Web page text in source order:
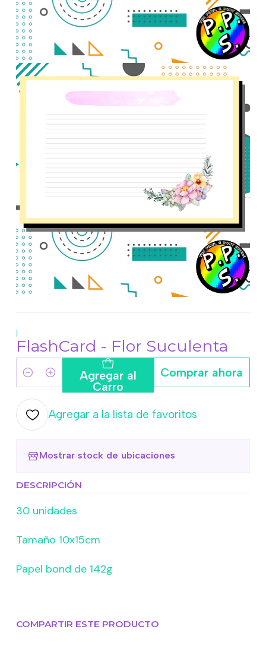
|
FlashCard - Flor Suculenta
Cantidad Agregar al
Carro
Comprar ahora
Agregar a la lista de favoritos
Mostrar stock de ubicaciones
DESCRIPCIÓN
30 unidades
Tamaño 10x15cm
Papel bond de 142g
COMPARTIR ESTE PRODUCTO